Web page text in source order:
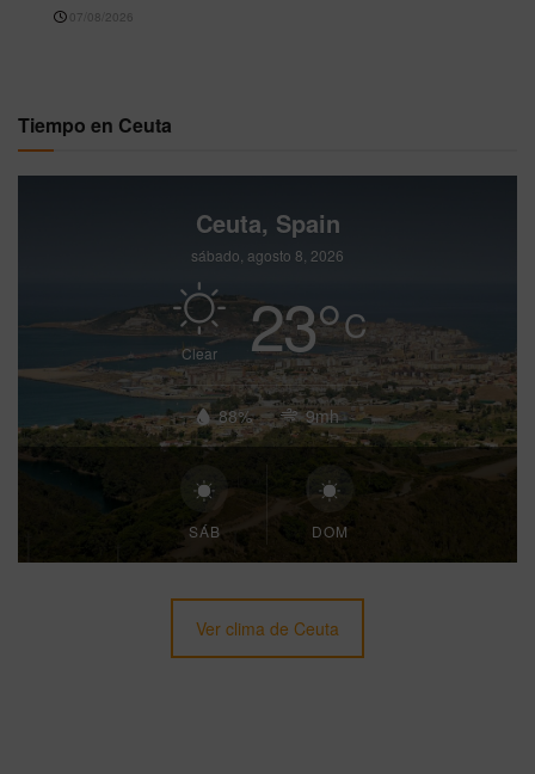
07/08/2026
Tiempo en Ceuta
Ceuta, Spain
sábado, agosto 8, 2026
Clear 23°C
88% 9mh
SÁB DOM
Ver clima de Ceuta